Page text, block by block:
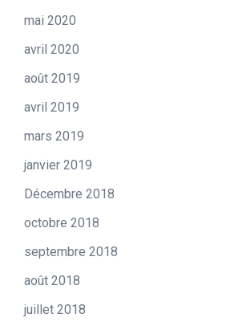
mai 2020
avril 2020
août 2019
avril 2019
mars 2019
janvier 2019
Décembre 2018
octobre 2018
septembre 2018
août 2018
juillet 2018